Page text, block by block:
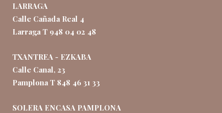
LARRAGA
Calle Cañada Real 4
Larraga T 948 04 02 48
TXANTREA - EZKABA
Calle Canal, 23
Pamplona T 848 46 31 33
SOLERA ENCASA PAMPLONA